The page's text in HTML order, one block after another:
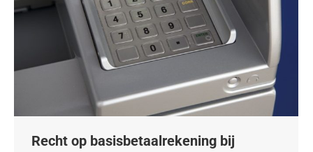
Recht op basisbetaalrekening bij